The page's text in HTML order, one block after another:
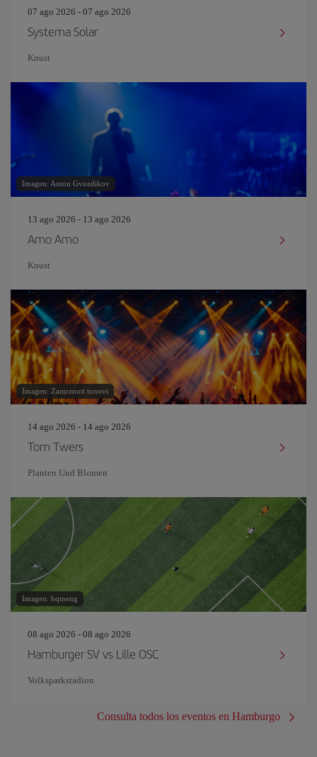
07 ago 2026 - 07 ago 2026
Systema Solar
Knust
Imagen: Anton Gvozdikov
13 ago 2026 - 13 ago 2026
Amo Amo
Knust
Imagen: Zamrznuti tonovi
14 ago 2026 - 14 ago 2026
Tom Twers
Planten Und Blomen
Imagen: bqmeng
08 ago 2026 - 08 ago 2026
Hamburger SV vs Lille OSC
Volksparkstadion
Consulta todos los eventos en Hamburgo